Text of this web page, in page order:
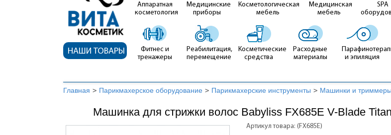
НАШИ ТОВАРЫ
Аппаратная
косметология
Медицинские
приборы
Косметологическая
мебель
Медицинская
мебель
SPA
Фитнес и
тренажеры
Реабилитация,
перемещение
Косметические
средства
Расходные
материалы
и эпиляция
Главная > Парикмахерское оборудование > Парикмахерские инструменты > Машинки и триммеры
Машинка для стрижки волос Babyliss FX685E V-Blade
Артикул товара: (FX685E)